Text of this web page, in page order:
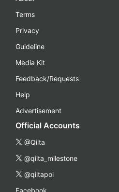
Terms
Privacy
Guideline
Media Kit
Feedback/Requests
Help
Advertisement
Official Accounts
@Qiita
@qiita_milestone
@qiitapoi
Facebook